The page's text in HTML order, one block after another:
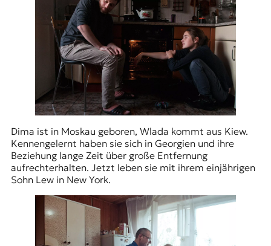
o
p
a
Dima ist in Moskau geboren, Wlada kommt aus Kiew.
Kennengelernt haben sie sich in Georgien und ihre
Beziehung lange Zeit über große Entfernung
aufrechterhalten. Jetzt leben sie mit ihrem einjährigen
Sohn Lew in New York.